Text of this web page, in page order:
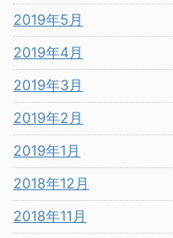
2019年5月
2019年4月
2019年3月
2019年2月
2019年1月
2018年12月
2018年11月